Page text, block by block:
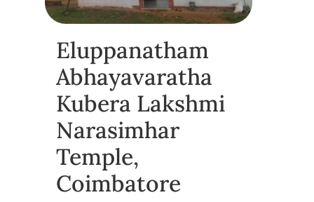
Eluppanatham
Abhayavaratha
Kubera Lakshmi
Narasimhar
Temple,
Coimbatore